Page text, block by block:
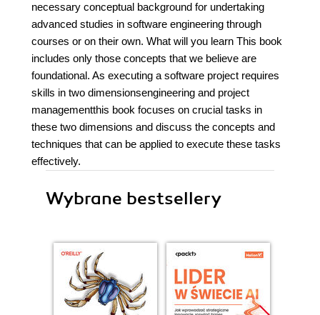
necessary conceptual background for undertaking
advanced studies in software engineering through
courses or on their own. What will you learn This book
includes only those concepts that we believe are
foundational. As executing a software project requires
skills in two dimensionsengineering and project
managementthis book focuses on crucial tasks in
these two dimensions and discuss the concepts and
techniques that can be applied to execute these tasks
effectively.
Wybrane bestsellery